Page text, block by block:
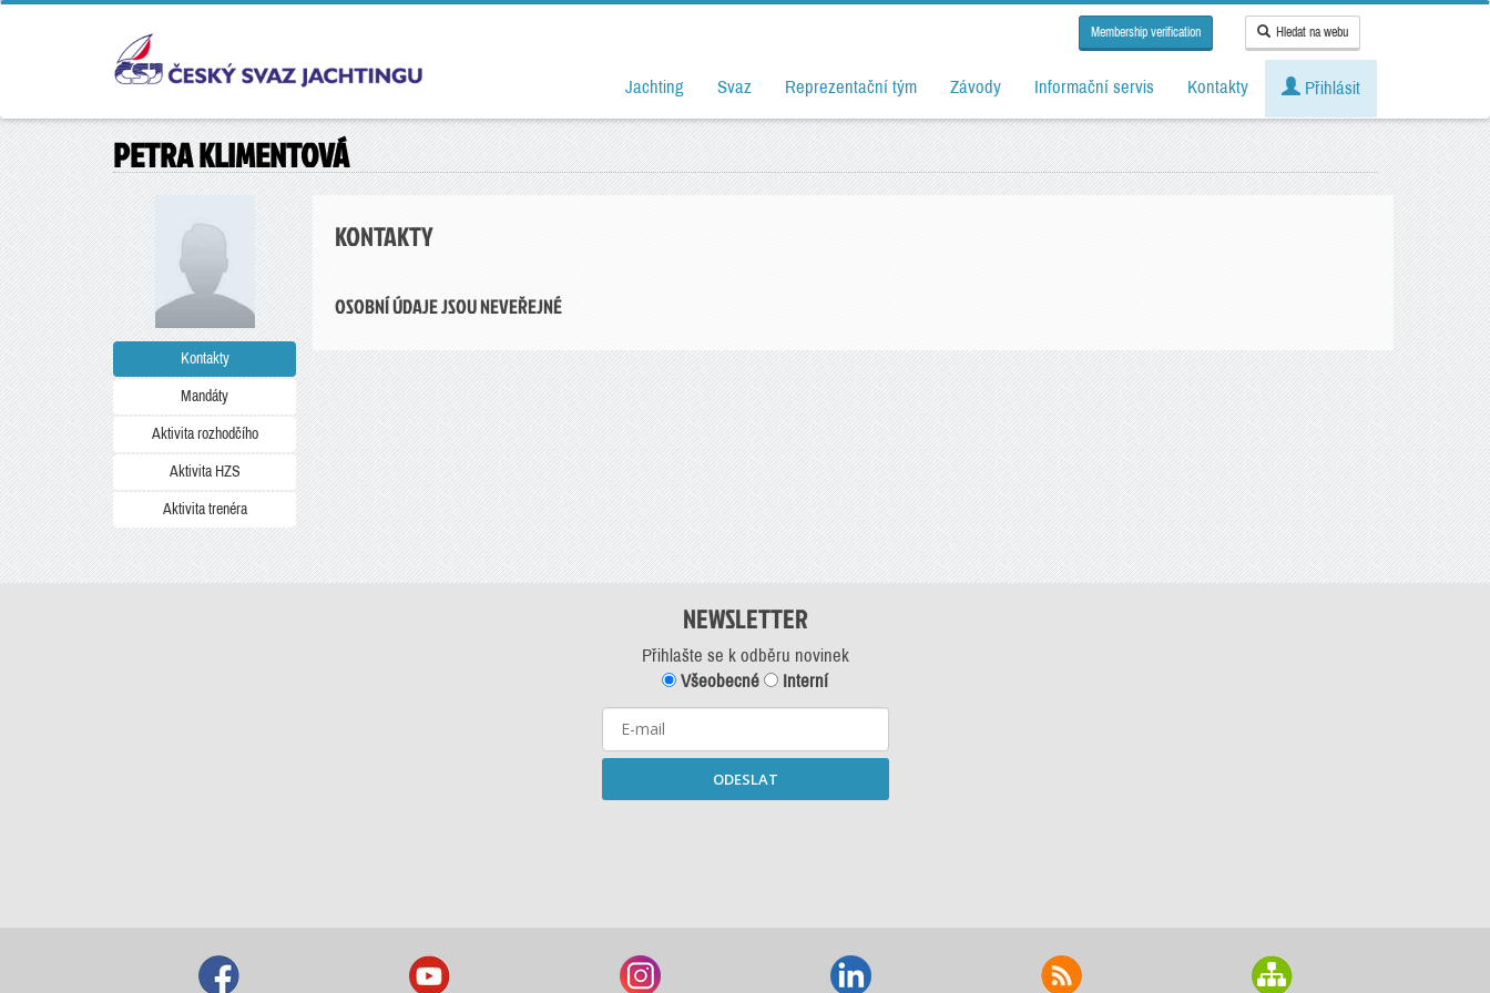
Membership verification Hledat na webu
Jachting Svaz Reprezentační tým Závody Informační servis Kontakty Přihlásit
PETRA KLIMENTOVÁ
Kontakty
Mandáty
Aktivita rozhodčího
Aktivita HZS
Aktivita trenéra
KONTAKTY
OSOBNÍ ÚDAJE JSOU NEVEŘEJNÉ
NEWSLETTER
Přihlašte se k odběru novinek
Všeobecné
Interní
ODESLAT